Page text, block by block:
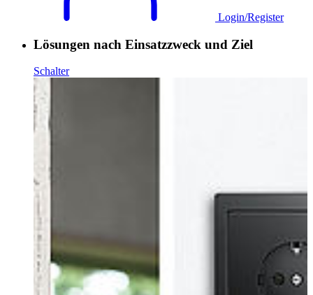
Login/Register
Lösungen nach Einsatzzweck und Ziel
Schalter